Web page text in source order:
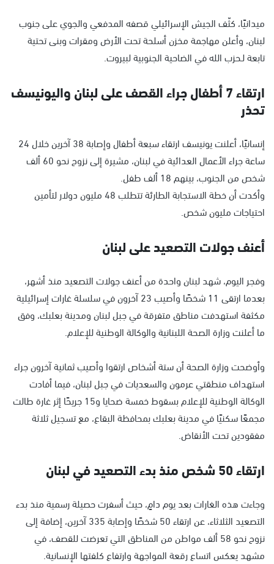
ميدانيًا، كثّف الجيش الإسرائيلي قصفه المدفعي والجوي على جنوب
لبنان، وأعلن مهاجمة مخزن أسلحة تحت الأرض ومقرات وبنى تحتية
تابعة لـحزب الله في الضاحية الجنوبية لبيروت.
ارتقاء 7 أطفال جراء القصف على لبنان واليونيسف
تحذر
إنسانيًا، أعلنت يونيسف ارتقاء سبعة أطفال وإصابة 38 آخرين خلال 24
ساعة جراء الأعمال العدائية في لبنان، مشيرة إلى نزوح نحو 60 ألف
شخص من الجنوب، بينهم 18 ألف طفل.
وأكدت أن خطة الاستجابة الطارئة تتطلب 48 مليون دولار لتأمين
احتياجات مليون شخص.
أعنف جولات التصعيد على لبنان
وفجر اليوم، شهد لبنان واحدة من أعنف جولات التصعيد منذ أشهر،
بعدما ارتقى 11 شخصًا وأصيب 23 آخرون في سلسلة غارات إسرائيلية
مكثفة استهدفت مناطق متفرقة في جبل لبنان ومدينة بعلبك، وفق
ما أعلنت وزارة الصحة اللبنانية والوكالة الوطنية للإعلام.
وأوضحت وزارة الصحة أن ستة أشخاص ارتقوا وأصيب ثمانية آخرون جراء
استهداف منطقتي عرمون والسعديات في جبل لبنان، فيما أفادت
الوكالة الوطنية للإعلام بسقوط خمسة ضحايا و15 جريحًا إثر غارة طالت
مجمعًا سكنيًا في مدينة بعلبك بمحافظة البقاع، مع تسجيل ثلاثة
مفقودين تحت الأنقاض.
ارتقاء 50 شخص منذ بدء التصعيد في لبنان
وجاءت هذه الغارات بعد يوم دامٍ، حيث أسفرت حصيلة رسمية منذ بدء
التصعيد الثلاثاء، عن ارتقاء 50 شخصًا وإصابة 335 آخرين، إضافة إلى
نزوح نحو 58 ألف مواطن من المناطق التي تعرضت للقصف، في
مشهد يعكس اتساع رقعة المواجهة وارتفاع كلفتها الإنسانية.